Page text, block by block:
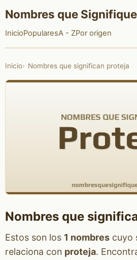
Nombres que
InicioPopularesA - ZPor origen
Inicio Nombres que significan proteja
Nombres que
Estos son los 1 nombrescuyo
relaciona con proteja.